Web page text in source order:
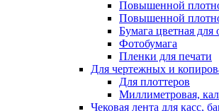
Повышенной
Повышенной
Бумага цветная для
Фотобумага
Пленки для печати
Для чертежных и
Для плоттеров
Миллиметровая,
Чековая лента для касс,